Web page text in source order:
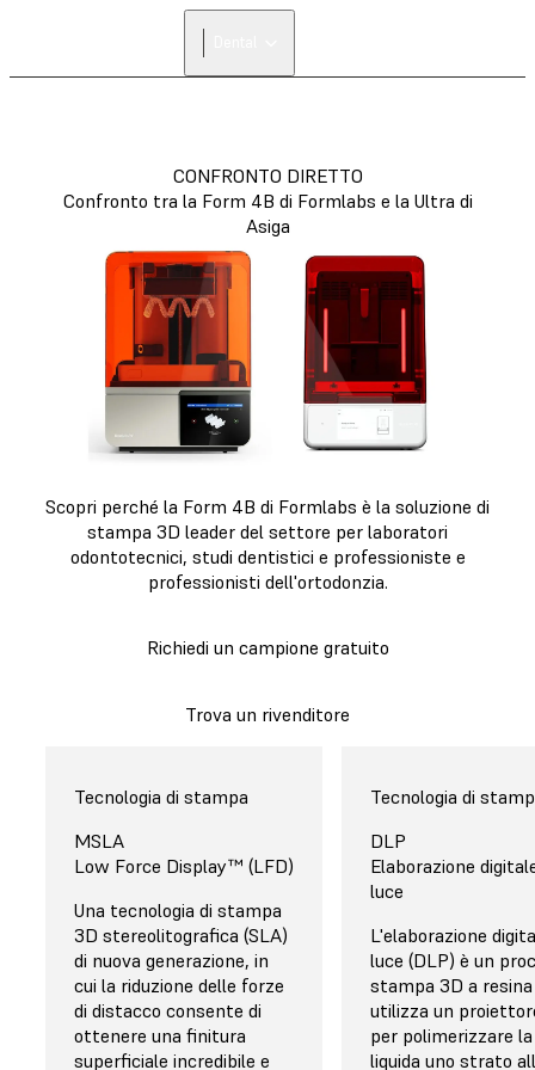
CONFRONTO DIRETTO
Confronto tra la Form 4B di Formlabs e la Ultra di
Asiga
Scopri perché la Form 4B di Formlabs è la soluzione di
stampa 3D leader del settore per laboratori
odontotecnici, studi dentistici e professioniste e
professionisti dell'ortodonzia.
Richiedi un campione gratuito
Trova un rivenditore
Resina
modelli dentali ha un
costo di 79 €/L per singola
cartuccia, 65 €/L per il
contenitore da 5 L e i
prezzi possono scendere
fino a 35 €/L per gli ordini
all'ingrosso. Le resine per
Software
Avanzato e ottimizzato
per l'odontoiatria
Il software gratuito
PreForm Odontoiatriadi
Formlabs è lo standard di
riferimento quanto a
facilità di utilizzo. Le
funzionalità intuitive e le
impostazioni predefinite
Tecnologia di stampa
MSLA
Low Force Display™ (LFD)
Una tecnologia di stampa
3D stereolitografica (SLA)
di nuova generazione, in
cui la riduzione delle forze
di distacco consente di
ottenere una finitura
superficiale incredibile e
Resina
La resina
(0,8-0,9 L
sono disponibili
volumi più
Software
Obsoleto e con
funzionalità
Composer di Asiga
impostazioni
un'interfaccia
obsoleta che rende
l'esperienza utente
mediocre.
Tecnologia di
DLP
Elaborazione
luce
L'elaborazione
luce (DLP) è un
stampa 3D a
utilizza un
per polimerizzare
liquida uno strato